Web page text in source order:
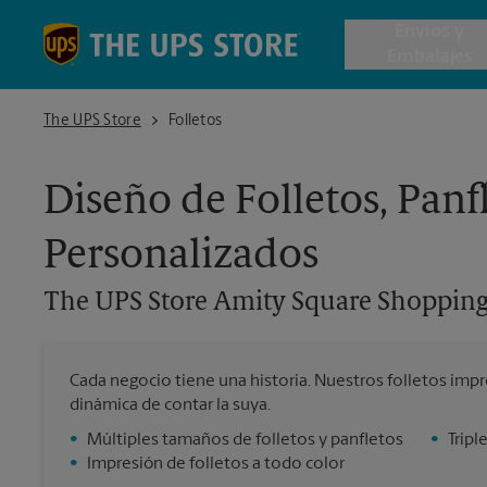
Cajas de
Todos
The UPS Store
The UPS Store Amity Square Shopping Center
Folletos
Diseño de Folletos,
Personalizados
The UPS Store Amity Square
Cada negocio tiene una historia. Nuestros folletos
dinámica de contar la suya.
•
Múltiples tamaños de folletos y panfletos
•
Impresión de folletos a todo color
•